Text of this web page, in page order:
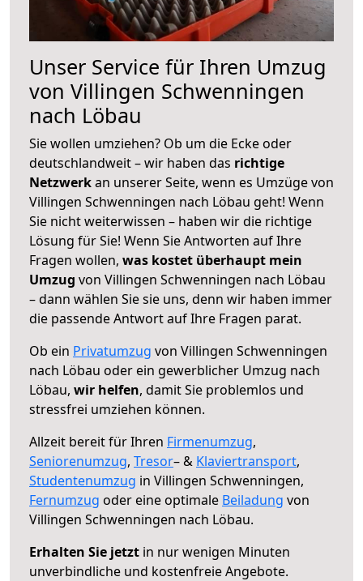
Unser Service für Ihren Umzug
von Villingen Schwenningen
nach Löbau
Sie wollen umziehen? Ob um die Ecke oder
deutschlandweit – wir haben das richtige
Netzwerkan unserer Seite, wenn es Umzüge von
Villingen Schwenningen nach Löbau geht! Wenn
Sie nicht weiterwissen – haben wir die richtige
Lösung für Sie! Wenn Sie Antworten auf Ihre
Fragen wollen, was kostet überhaupt mein
Umzug von Villingen Schwenningen nach Löbau
– dann wählen Sie sie uns, denn wir haben immer
die passende Antwort auf Ihre Fragen parat.
Ob ein Privatumzug von Villingen Schwenningen
nach Löbau oder ein gewerblicher Umzug nach
Löbau, wir helfen, damit Sie problemlos und
stressfrei umziehen können.
Allzeit bereit für Ihren Firmenumzug,
Seniorenumzug, Tresor– & Klaviertransport,
Studentenumzug in Villingen Schwenningen,
Fernumzug oder eine optimale Beiladung von
Villingen Schwenningen nach Löbau.
Erhalten Sie jetzt in nur wenigen Minuten
unverbindliche und kostenfreie Angebote.